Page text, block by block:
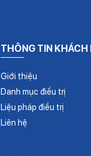
THÔNG TIN KHÁCH
Giới thiệu
Danh mục điều trị
Liệu pháp điều trị
Liên hệ